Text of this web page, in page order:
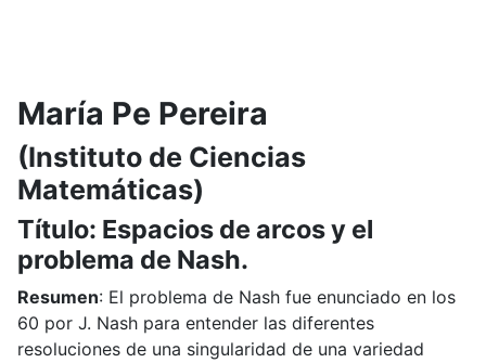
María Pe Pereira
(Instituto de Ciencias
Matemáticas)
Título: Espacios de arcos y el
problema de Nash.
Resumen: El problema de Nash fue enunciado en los
60 por J. Nash para entender las diferentes
resoluciones de una singularidad de una variedad